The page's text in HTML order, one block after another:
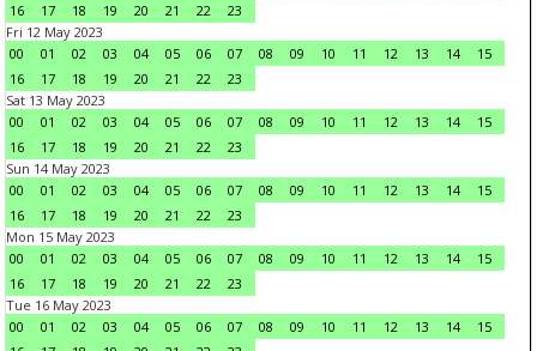
16
17 18 19 20 21 22
23
Fri 12 May 2023
00
01 02 03 04 05 06 07 08 09 10 11 12 13 14
15
16
17 18 19 20 21 22
23
Sat 13 May 2023
00
01 02 03 04 05 06 07 08 09 10 11 12 13 14
15
16
17 18 19 20 21 22
23
Sun 14 May 2023
00
01 02 03 04 05 06 07 08 09 10 11 12 13 14
15
16
17 18 19 20 21 22
23
Mon 15 May 2023
00
01 02 03 04 05 06 07 08 09 10 11 12 13 14
15
16
17 18 19 20 21 22
23
Tue 16 May 2023
00
01 02 03 04 05 06 07 08 09 10 11 12 13 14
15